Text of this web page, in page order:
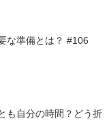
な準備とは？ #106
も自分の時間？どう折